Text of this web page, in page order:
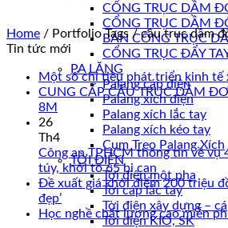
CỔNG TRỤC DẦM
CỔNG TRỤC DẦM
BÁN CỔNG TRỤC
CỔNG TRỤC ĐẨY
PA LĂNG
Palang cáp điện
Palang xích điện
Palang xích lắc tay
Palang xích kéo tay
Cụm Treo Palang Xích
TỜI ĐIỆN
Tời điện một pha
Tời cáp lắc tay
Tời điện xây dựng –
Tời điện KIO, SK
Home / Portfolio Tags /cầu trục dầm
Tin tức mới
Một số chỉ tiêu phát triển kinh tế
CUNG CẤP CẦU TRỤC DẦM
8M
26
Th4
Công an TPHCM thông tin về vụ
túy, khởi tố 65 bị can
Đề xuất giá khởi điểm 200 triệu
đẹp’
Học nghề chất lượng cao miễn